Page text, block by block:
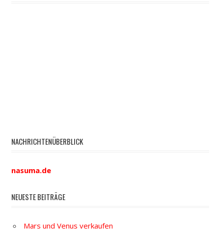
NACHRICHTENÜBERBLICK
nasuma.de
NEUESTE BEITRÄGE
Mars und Venus verkaufen